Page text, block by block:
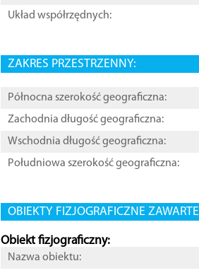
Układ współrzędnych:
ZAKRES PRZESTRZENNY:
Północna szerokość geograficzna:
Zachodnia długość geograficzna:
Wschodnia długość geograficzna:
Południowa szerokość geograficzna:
OBIEKTY FIZJOGRAFICZNE
Obiekt fizjograficzny:
Nazwa obiektu: